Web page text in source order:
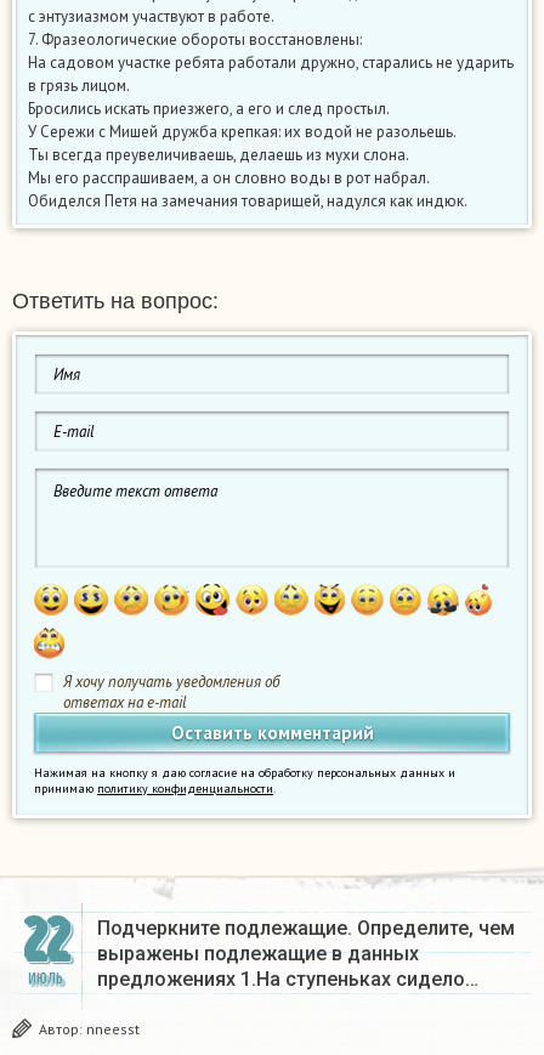
с энтузиазмом участвуют в работе.
7. Фразеологические обороты восстановлены:
На садовом участке ребята работали дружно, старались не ударить
в грязь лицом.
Бросились искать приезжего, а его и след простыл.
У Сережи с Мишей дружба крепкая: их водой не разольешь.
Ты всегда преувеличиваешь, делаешь из мухи слона.
Мы его расспрашиваем, а он словно воды в рот набрал.
Обиделся Петя на замечания товарищей, надулся как индюк.
Ответить на вопрос:
Я хочу получать уведомления об
ответах на e-mail
Нажимая на кнопку я даю согласие на обработку персональных данных и
принимаю политику конфиденциальности.
22
ИЮЛЬ
Подчеркните подлежащие. Определите, чем
выражены подлежащие в данных
предложениях 1.На ступеньках сидело…
Автор: nneesst